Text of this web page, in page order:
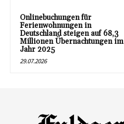
Onlinebuchungen für
Ferienwohnungen in
Deutschland steigen auf 68,3
Millionen Übernachtungen im
Jahr 2025
29.07.2026